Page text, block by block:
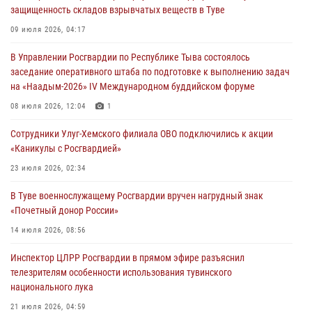
31 июля 2026, 03:49
Сотрудники вневедомственной охраны приняли участие в акции
29 июля 2026, 09:41
26 сигналов «Тревога» с автотранспортов отработали экипажи
задержаний Росгвардии в Туве с начала года
В Туве офицер Росгвардии подвела итоги юбилейного личного
забега
защищенность складов взрывчатых веществ в Туве
09 июля 2026, 04:17
В Управлении Росгвардии по Республике Тыва состоялось
заседание оперативного штаба по подготовке к выполнению задач
на «Наадым-2026» IV Международном буддийском форуме
08 июля 2026, 12:04 1
Сотрудники Улуг-Хемского филиала ОВО подключились к акции
«Каникулы с Росгвардией»
23 июля 2026, 02:34
В Туве военнослужащему Росгвардии вручен нагрудный знак
«Почетный донор России»
14 июля 2026, 08:56
Инспектор ЦЛРР Росгвардии в прямом эфире разъяснил
телезрителям особенности использования тувинского
национального лука
21 июля 2026, 04:59